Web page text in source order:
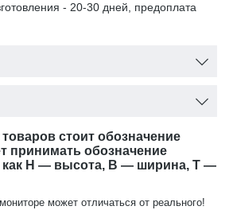
- 20-30 дней, предоплата
стоит обозначение
принимать обозначение
как H — высота, B — ширина, T —
может отличаться от реального!